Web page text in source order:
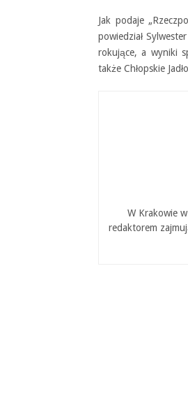
Jak podaje
powiedział
rokujące, a wyniki
także Chłopskie
W Krakowie
redaktorem